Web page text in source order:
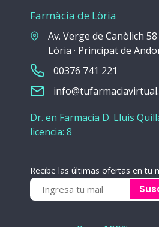
Farmàcia de Lòria
Av. Verge de Canòlich
Lòria · Principat de
00376 741 221
Dr. en Farmacia D. Lluis
licencia: 8
Recibe las últimas ofertas en tu